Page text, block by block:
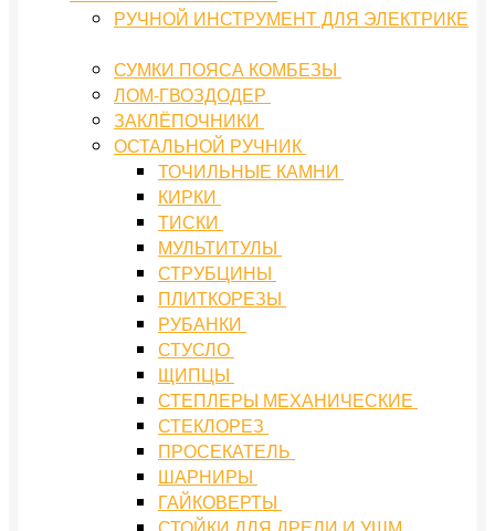
РУЧНОЙ ИНСТРУМЕНТ ДЛЯ ЭЛЕКТРИКЕ
СУМКИ ПОЯСА КОМБЕЗЫ
ЛОМ-ГВОЗДОДЕР
ЗАКЛЁПОЧНИКИ
ОСТАЛЬНОЙ РУЧНИК
ТОЧИЛЬНЫЕ КАМНИ
КИРКИ
ТИСКИ
МУЛЬТИТУЛЫ
СТРУБЦИНЫ
ПЛИТКОРЕЗЫ
РУБАНКИ
СТУСЛО
ЩИПЦЫ
СТЕПЛЕРЫ МЕХАНИЧЕСКИЕ
СТЕКЛОРЕЗ
ПРОСЕКАТЕЛЬ
ШАРНИРЫ
ГАЙКОВЕРТЫ